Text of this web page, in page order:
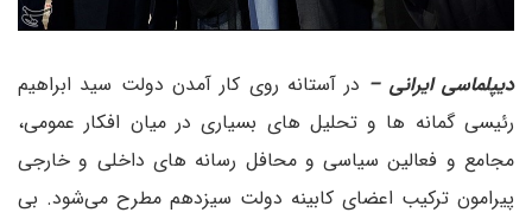
دیپلماسی ایرانی – در آستانه روی کار آمدن دولت سید ابراهیم
رئیسی گمانه ها و تحلیل های بسیاری در میان افکار عمومی،
مجامع و فعالین سیاسی و محافل رسانه های داخلی و خارجی
پیرامون ترکیب اعضای کابینه دولت سیزدهم مطرح می‌شود. بی